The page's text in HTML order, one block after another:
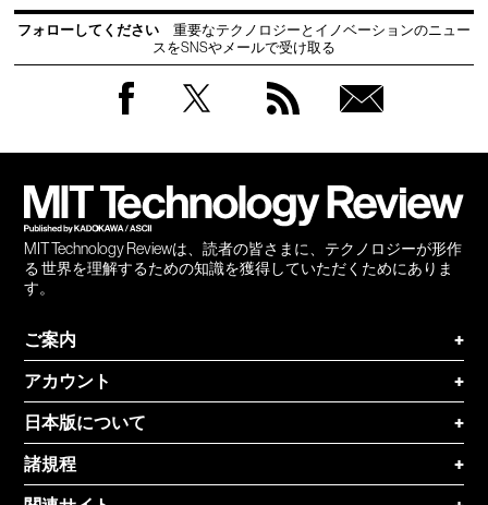
フォローしてください
重要なテクノロジーとイノベーションのニュー
スをSNSやメールで受け取る
MIT Technology Reviewは、読者の皆さまに、テクノロジーが形作
る 世界を理解するための知識を獲得していただくためにありま
す。
ご案内
+
アカウント
+
日本版について
+
諸規程
+